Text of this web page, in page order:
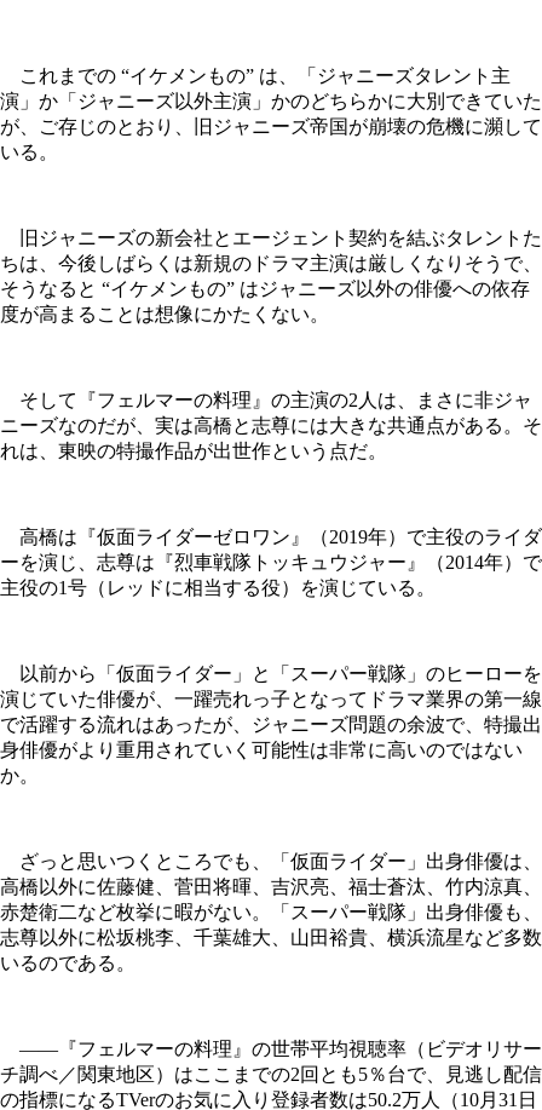
これまでの “イケメンもの” は、「ジャニーズタレント主
演」か「ジャニーズ以外主演」かのどちらかに大別できていた
が、ご存じのとおり、旧ジャニーズ帝国が崩壊の危機に瀕して
いる。
旧ジャニーズの新会社とエージェント契約を結ぶタレントた
ちは、今後しばらくは新規のドラマ主演は厳しくなりそうで、
そうなると “イケメンもの” はジャニーズ以外の俳優への依存
度が高まることは想像にかたくない。
そして『フェルマーの料理』の主演の2人は、まさに非ジャ
ニーズなのだが、実は高橋と志尊には大きな共通点がある。そ
れは、東映の特撮作品が出世作という点だ。
高橋は『仮面ライダーゼロワン』（2019年）で主役のライダ
ーを演じ、志尊は『烈車戦隊トッキュウジャー』（2014年）で
主役の1号（レッドに相当する役）を演じている。
以前から「仮面ライダー」と「スーパー戦隊」のヒーローを
演じていた俳優が、一躍売れっ子となってドラマ業界の第一線
で活躍する流れはあったが、ジャニーズ問題の余波で、特撮出
身俳優がより重用されていく可能性は非常に高いのではない
か。
ざっと思いつくところでも、「仮面ライダー」出身俳優は、
高橋以外に佐藤健、菅田将暉、吉沢亮、福士蒼汰、竹内涼真、
赤楚衛二など枚挙に暇がない。「スーパー戦隊」出身俳優も、
志尊以外に松坂桃李、千葉雄大、山田裕貴、横浜流星など多数
いるのである。
――『フェルマーの料理』の世帯平均視聴率（ビデオリサー
チ調べ／関東地区）はここまでの2回とも5％台で、見逃し配信
の指標になるTVerのお気に入り登録者数は50.2万人（10月31日